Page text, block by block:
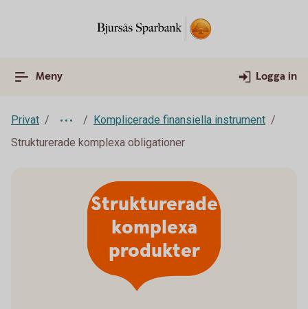
Meny Logga in
Privat
Komplicerade finansiella instrument
Strukturerade komplexa obligationer
Strukturerade
komplexa
produkter